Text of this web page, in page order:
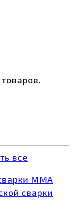
все
MMA
сварки